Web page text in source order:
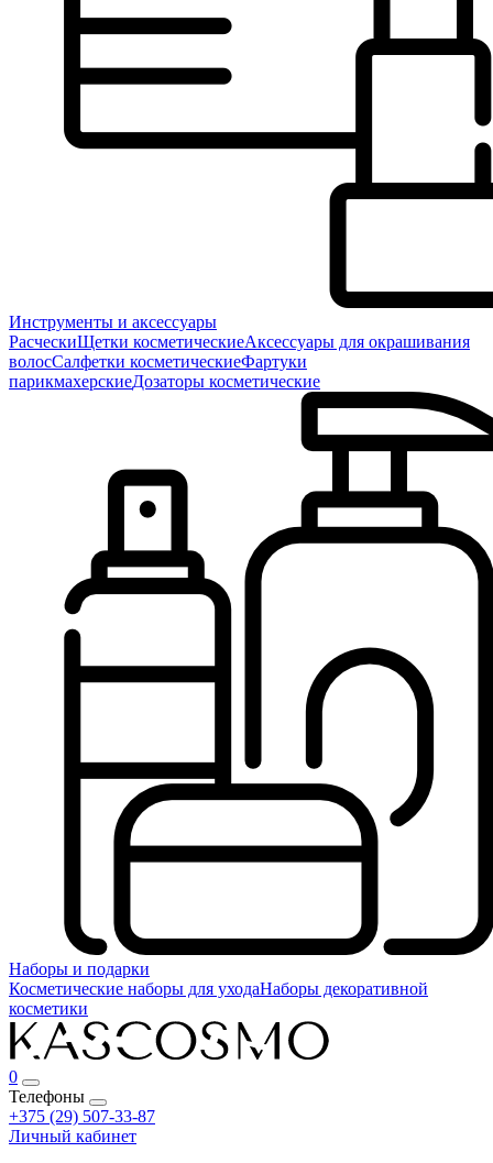
Инструменты и аксессуары
РасческиЩетки косметическиеАксессуары для окрашивания
волосСалфетки косметическиеФартуки
парикмахерскиеДозаторы косметические
Наборы и подарки
Косметические наборы для уходаНаборы декоративной
косметики
0
Телефоны
+375 (29) 507-33-87
Личный кабинет